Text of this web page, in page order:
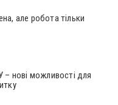
але робота тільки
– нові можливості для